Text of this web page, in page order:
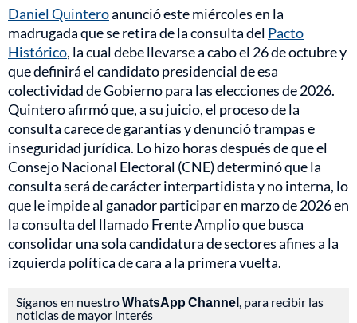
Daniel Quinteroanunció este miércoles en la
madrugada que se retira de la consulta del Pacto
Histórico, la cual debe llevarse a cabo el 26 de octubre y
que definirá el candidato presidencial de esa
colectividad de Gobierno para las elecciones de 2026.
Quintero afirmó que, a su juicio, el proceso de la
consulta carece de garantías y denunció trampas e
inseguridad jurídica. Lo hizo horas después de que el
Consejo Nacional Electoral (CNE) determinó que la
consulta será de carácter interpartidista y no interna, lo
que le impide al ganador participar en marzo de 2026 en
la consulta del llamado Frente Amplio que busca
consolidar una sola candidatura de sectores afines a la
izquierda política de cara a la primera vuelta.
Síganos en nuestroWhatsApp Channel , para recibir las
noticias de mayor interés